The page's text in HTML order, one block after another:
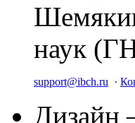
наук
support@ibch.ru ·